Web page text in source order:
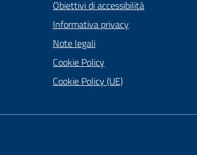
Obiettivi di accessibilità
Informativa privacy
Note legali
Cookie Policy
Cookie Policy (UE)